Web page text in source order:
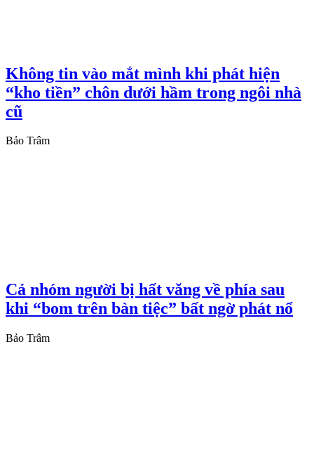
Không tin vào mắt mình khi phát hiện
“kho tiền” chôn dưới hầm trong ngôi nhà
cũ
Bảo Trâm
Cả nhóm người bị hất văng về phía sau
khi “bom trên bàn tiệc” bất ngờ phát nổ
Bảo Trâm